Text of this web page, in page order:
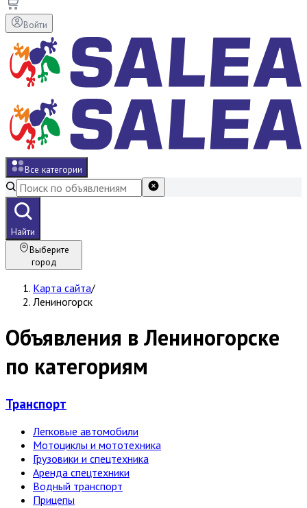
Войти
Все категории
Найти
Выберите
город
Карта сайта/
Лениногорск
Объявления в Лениногорске
по категориям
Транспорт
Легковые автомобили
Мотоциклы и мототехника
Грузовики и спецтехника
Аренда спецтехники
Водный транспорт
Прицепы